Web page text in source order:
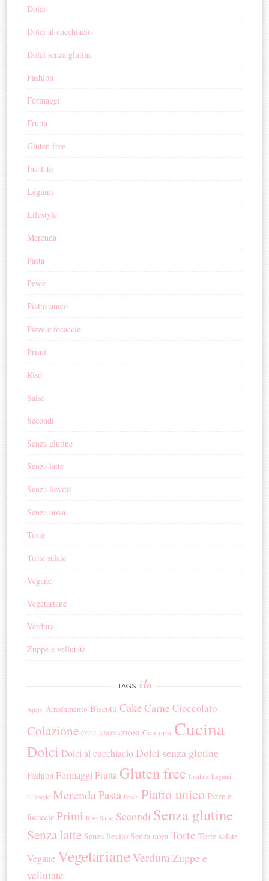
Dolci
Dolci al cucchiacio
Dolci senza glutine
Fashion
Formaggi
Frutta
Gluten free
Insalate
Legumi
Lifestyle
Merenda
Pasta
Pesce
Piatto unico
Pizze e focaccie
Primi
Riso
Salse
Secondi
Senza glutine
Senza latte
Senza lievito
Senza uova
Torte
Torte salate
Vegane
Vegetariane
Verdura
Zuppe e vellutate
TAGS ilo
Apéro Arredamento Biscotti CakeCarne Cioccolato
Colazione COLLABORAZIONI Contorni Cucina
Dolci Dolci al cucchiacio Dolci senza glutine
Fashion Formaggi Frutta Gluten free Insalate Legumi
Lifestyle MerendaPasta Pesce Piatto unico Pizze e
focaccie Primi Riso Salse Secondi Senza glutine
Senza latte Senza lievito Senza uova Torte Torte salate
Vegane VegetarianeVerdura Zuppe e
vellutate